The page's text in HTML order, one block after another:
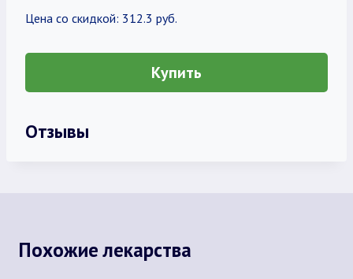
Цена со скидкой: 312.3 руб.
Купить
Отзывы
Похожие лекарства